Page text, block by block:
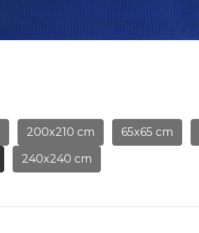
200x210 cm 65x65 cm
240x240 cm